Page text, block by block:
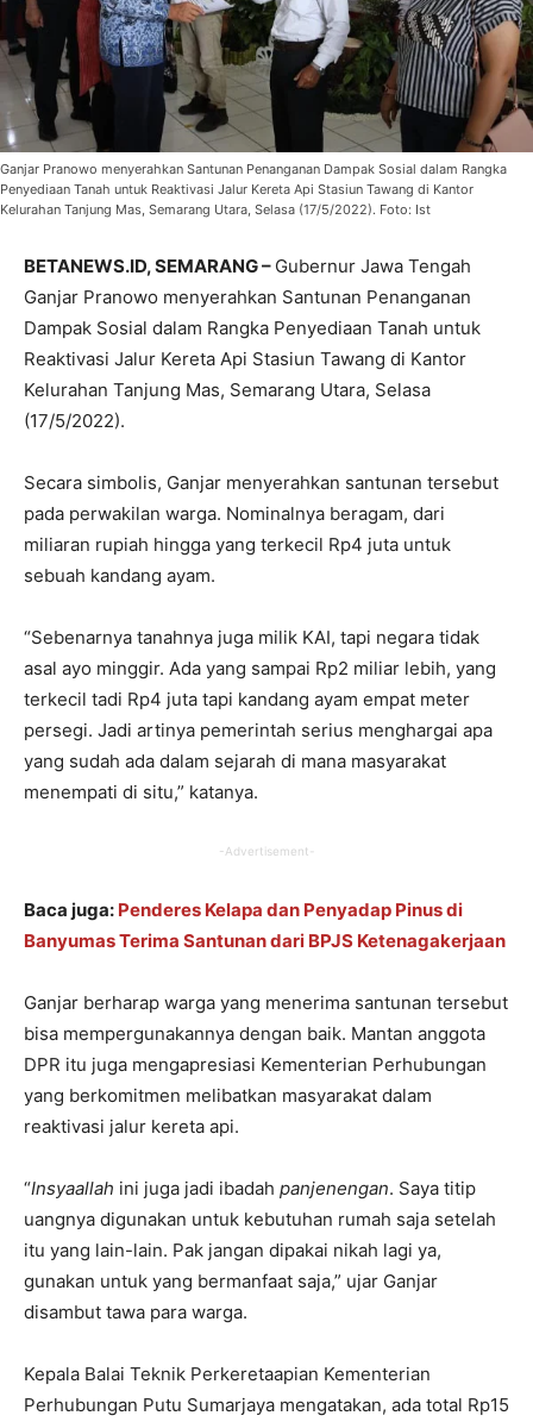
Ganjar Pranowo menyerahkan Santunan Penanganan Dampak Sosial dalam Rangka
Penyediaan Tanah untuk Reaktivasi Jalur Kereta Api Stasiun Tawang di Kantor
Kelurahan Tanjung Mas, Semarang Utara, Selasa (17/5/2022). Foto: Ist
BETANEWS.ID, SEMARANG – Gubernur Jawa Tengah
Ganjar Pranowo menyerahkan Santunan Penanganan
Dampak Sosial dalam Rangka Penyediaan Tanah untuk
Reaktivasi Jalur Kereta Api Stasiun Tawang di Kantor
Kelurahan Tanjung Mas, Semarang Utara, Selasa
(17/5/2022).
Secara simbolis, Ganjar menyerahkan santunan tersebut
pada perwakilan warga. Nominalnya beragam, dari
miliaran rupiah hingga yang terkecil Rp4 juta untuk
sebuah kandang ayam.
“Sebenarnya tanahnya juga milik KAI, tapi negara tidak
asal ayo minggir. Ada yang sampai Rp2 miliar lebih, yang
terkecil tadi Rp4 juta tapi kandang ayam empat meter
persegi. Jadi artinya pemerintah serius menghargai apa
yang sudah ada dalam sejarah di mana masyarakat
menempati di situ,” katanya.
-Advertisement-
Baca juga: Penderes Kelapa dan Penyadap Pinus di
Banyumas Terima Santunan dari BPJS Ketenagakerjaan
Ganjar berharap warga yang menerima santunan tersebut
bisa mempergunakannya dengan baik. Mantan anggota
DPR itu juga mengapresiasi Kementerian Perhubungan
yang berkomitmen melibatkan masyarakat dalam
reaktivasi jalur kereta api.
“Insyaallah ini juga jadi ibadah panjenengan. Saya titip
uangnya digunakan untuk kebutuhan rumah saja setelah
itu yang lain-lain. Pak jangan dipakai nikah lagi ya,
gunakan untuk yang bermanfaat saja,” ujar Ganjar
disambut tawa para warga.
Kepala Balai Teknik Perkeretaapian Kementerian
Perhubungan Putu Sumarjaya mengatakan, ada total Rp15